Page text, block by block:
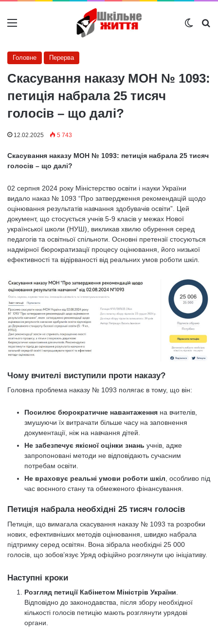
Меню
Головне Перерва
Скасування наказу МОН № 1093:
петиція набрала 25 тисяч
голосів – що далі?
12.02.2025 5 743
Скасування наказу МОН № 1093: петиція набрала 25 тисяч
голосів – що далі?
02 серпня 2024 року Міністерство освіти і науки України
видало наказ № 1093 “Про затвердження рекомендацій щодо
оцінювання результатів навчання здобувачів освіти”. Цей
документ, що стосується учнів 5-9 класів у межах Нової
української школи (НУШ), викликав хвилю обурення серед
педагогів та освітньої спільноти. Основні претензії стосуються
надмірної бюрократизації процесу оцінювання, його низької
ефективності та відірваності від реальних умов роботи шкіл.
Чому вчителі виступили проти наказу?
Головна проблема наказу № 1093 полягає в тому, що він:
Посилює бюрократичне навантаження на вчителів,
змушуючи їх витрачати більше часу на заповнення
документації, ніж на навчання дітей.
Не забезпечує якісної оцінки знань учнів, адже
запропоновані методи не відповідають сучасним
потребам освіти.
Не враховує реальні умови роботи шкіл, особливо під
час воєнного стану та обмеженого фінансування.
Петиція набрала необхідні 25 тисяч голосів
Петиція, що вимагала скасування наказу № 1093 та розробки
нових, ефективніших методів оцінювання, швидко набрала
підтримку серед освітян. Вона зібрала необхідні 25 000
голосів, що зобов’язує Уряд офіційно розглянути цю ініціативу.
Наступні кроки
Розгляд петиції Кабінетом Міністрів України.
Відповідно до законодавства, після збору необхідної
кількості голосів петицію мають розглянути урядові
органи.